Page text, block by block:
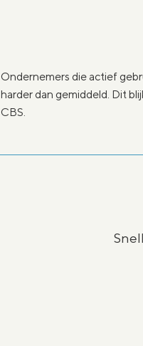
Ondernemers die actief
harder dan gemiddeld. Dit
CBS.